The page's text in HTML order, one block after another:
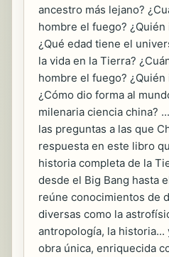
ancestro más lejano?
hombre el fuego?
¿Qué edad tiene el
la vida en la Tierra?
hombre el fuego?
¿Cómo dio forma al
milenaria ciencia china?
las preguntas a las que
respuesta en este libro
historia completa de la
desde el Big Bang hasta
reúne conocimientos de
diversas como la
antropología, la
obra única, enriquecida